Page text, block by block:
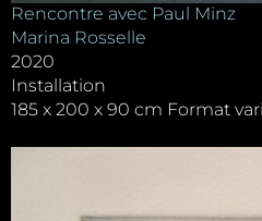
Rencontre avec Paul Minz
Marina Rosselle
2020
Installation
185 x 200 x 90 cm Format